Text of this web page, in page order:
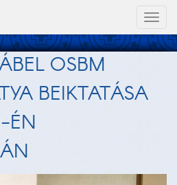
OSBM
BEIKTATÁSA
ÉN